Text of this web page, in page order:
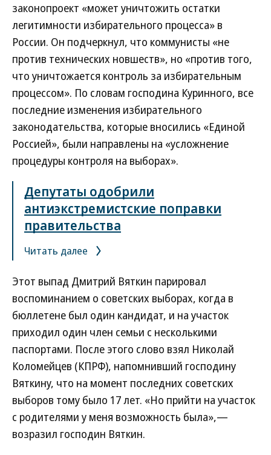
законопроект «может уничтожить остатки
легитимности избирательного процесса» в
России. Он подчеркнул, что коммунисты «не
против технических новшеств», но «против того,
что уничтожается контроль за избирательным
процессом». По словам господина Куринного, все
последние изменения избирательного
законодательства, которые вносились «Единой
Россией», были направлены на «усложнение
процедуры контроля на выборах».
Депутаты одобрили
антиэкстремистские поправки
правительства
Читать далее
Этот выпад Дмитрий Вяткин парировал
воспоминанием о советских выборах, когда в
бюллетене был один кандидат, и на участок
приходил один член семьи с несколькими
паспортами. После этого слово взял Николай
Коломейцев (КПРФ), напомнивший господину
Вяткину, что на момент последних советских
выборов тому было 17 лет. «Но прийти на участок
с родителями у меня возможность была»,—
возразил господин Вяткин.